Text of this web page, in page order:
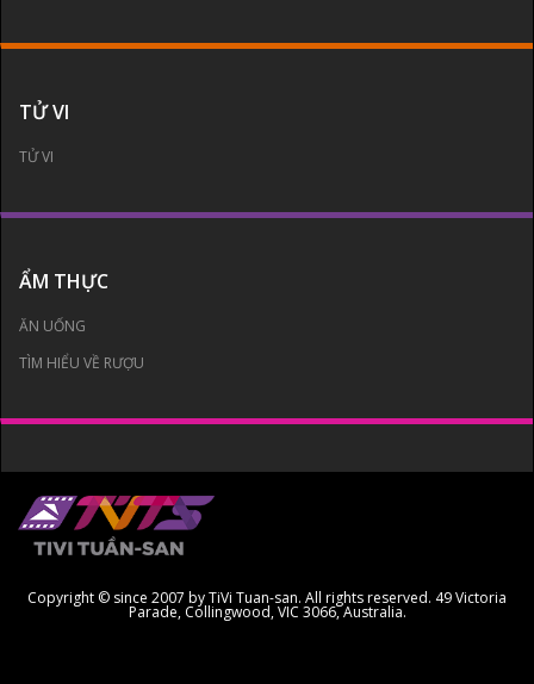
TỬ VI
TỬ VI
ẨM THỰC
ĂN UỐNG
TÌM HIỂU VỀ RƯỢU
Copyright © since 2007 by TiVi Tuan-san. All rights reserved. 49 Victoria
Parade, Collingwood, VIC 3066, Australia.